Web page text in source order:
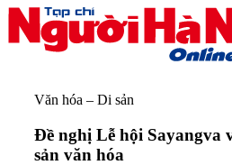
Văn hóa – Di sản
Đề nghị Lễ hội Sayangva
sản văn hóa